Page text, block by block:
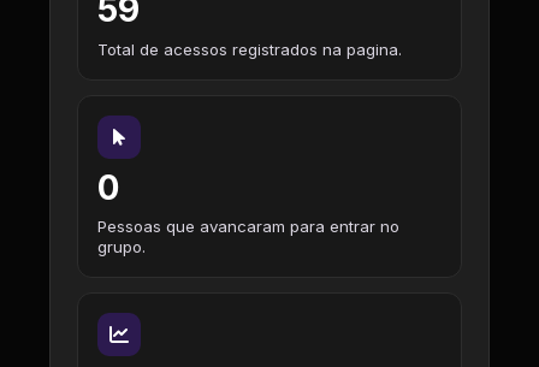
59
Total de acessos registrados na pagina.
0
Pessoas que avancaram para entrar no
grupo.